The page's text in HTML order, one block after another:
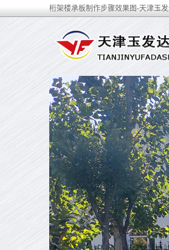
桁架楼承板制作步骤效果图-天津玉